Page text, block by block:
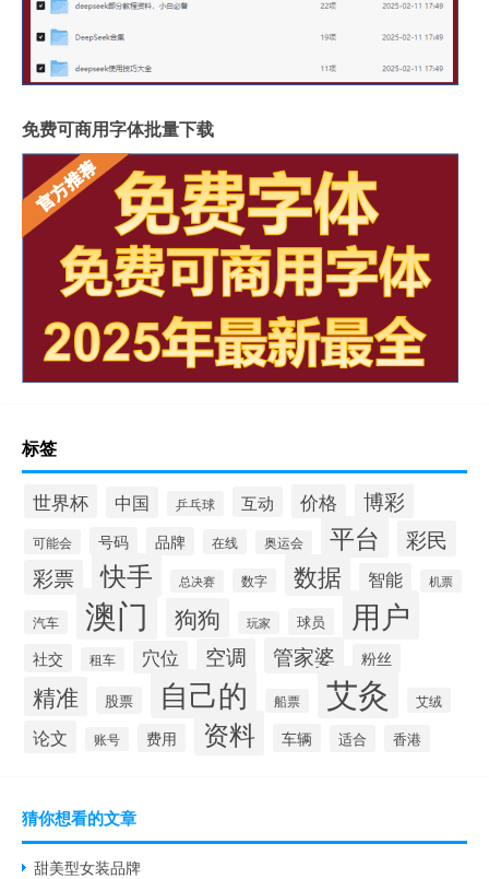
免费可商用字体批量下载
标签
世界杯 中国 乒乓球 互动 价格 博彩
可能会 号码 品牌 在线 奥运会 平台 彩民
彩票 快手 总决赛 数字 数据 智能 机票
汽车 澳门 狗狗 玩家 球员 用户
社交 租车 穴位 空调 管家婆 粉丝
精准 股票 自己的 船票 艾灸 艾绒
论文 账号 费用 资料 车辆 适合 香港
猜你想看的文章
甜美型女装品牌